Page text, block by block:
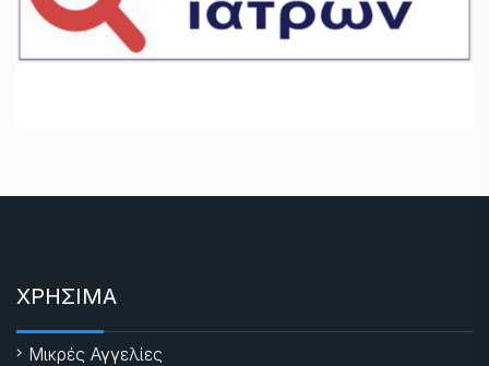
ΧΡΗΣΙΜΑ
Μικρές Αγγελίες